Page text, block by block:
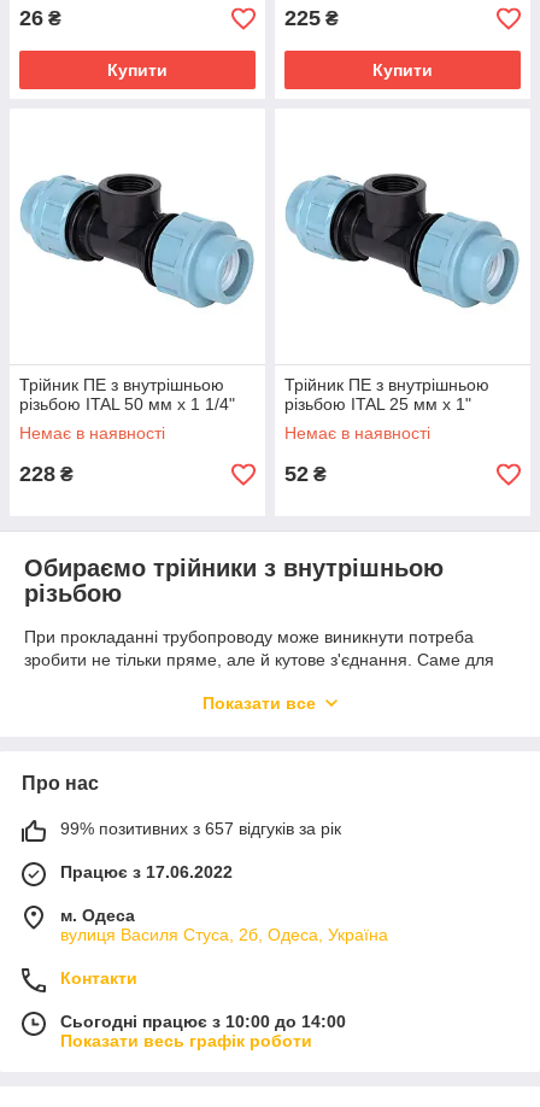
26 ₴
Купити
225 ₴
Купити
Трійник ПЕ з внутрішньою
різьбою ITAL 50 мм х 1 1/4"
Немає в наявності
228 ₴
Трійник ПЕ з внутрішньою
різьбою ITAL 25 мм х 1"
Немає в наявності
52 ₴
Обираємо трійники з внутрішньою
різьбою
При прокладанні трубопроводу може виникнути потреба
зробити не тільки пряме, але й кутове з'єднання. Саме для
конструкції дозволяють об'єднати труби під потрібним кутом
відрізнятися, можна придбати на сайті спеціалізованого
інтернет-магазину Flapmarket.
Сфери використання ПЕ трійників з
внутрішньою різьбою
внутрішньою різьбою ITAL в інтернет-магазині, варто більш
детальніше ознайомитися з тим, де саме використовується
даний виріб. Конструкції мають різьбове кріплення, тому їх
застосовують для герметичного з'єднання труб для:
Постачання холодної води.
Для систем підведення питної води.
Показати все
Про нас
99% позитивних з 657 відгуків за рік
Працює з 17.06.2022
м. Одеса
вулиця Василя Стуса, 2б, Одеса, Україна
Контакти
Сьогодні працює з 10:00 до 14:00
Показати весь графік роботи